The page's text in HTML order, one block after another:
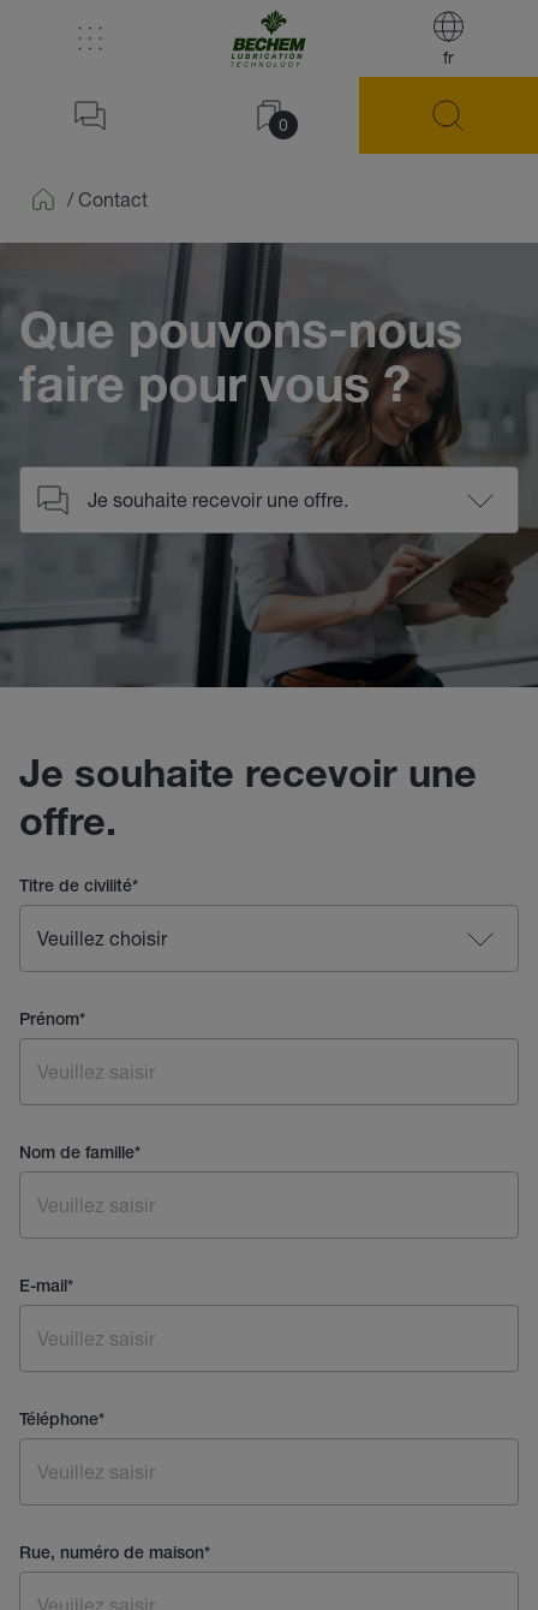
fr
0
/ Contact
Que pouvons-nous
faire pour vous ?
Je souhaite recevoir une
offre.
Titre de civilité*
Prénom*
Nom de famille*
E-mail*
Téléphone*
Rue, numéro de maison*